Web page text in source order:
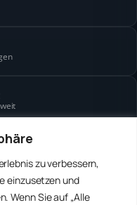
zu verbessern,
einzusetzen und
Wenn Sie auf „Alle